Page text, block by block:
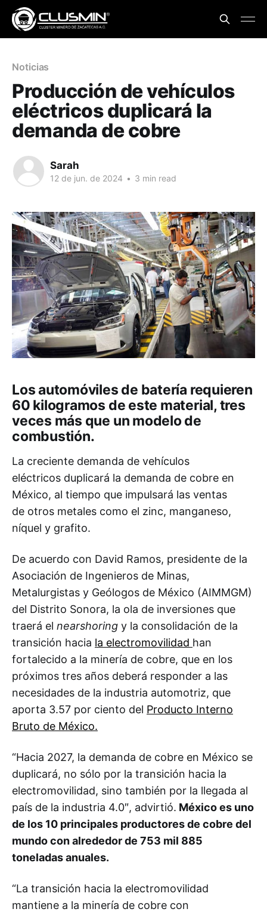
Noticias
Producción de vehículos
eléctricos duplicará la
demanda de cobre
Sarah
12 de jun. de 2024 • 3 min read
Los automóviles de batería requieren
60 kilogramos de este material, tres
veces más que un modelo de
combustión.
La creciente demanda de vehículos
eléctricos duplicará la demanda de cobre en
México, al tiempo que impulsará las ventas
de otros metales como el zinc, manganeso,
níquel y grafito.
De acuerdo con David Ramos, presidente de la
Asociación de Ingenieros de Minas,
Metalurgistas y Geólogos de México (AIMMGM)
del Distrito Sonora, la ola de inversiones que
traerá el nearshoring y la consolidación de la
transición hacia la electromovilidad han
fortalecido a la minería de cobre, que en los
próximos tres años deberá responder a las
necesidades de la industria automotriz, que
aporta 3.57 por ciento del Producto Interno
Bruto de México.
“Hacia 2027, la demanda de cobre en México se
duplicará, no sólo por la transición hacia la
electromovilidad, sino también por la llegada al
país de la industria 4.0″, advirtió. México es uno
de los 10 principales productores de cobre del
mundo con alrededor de 753 mil 885
toneladas anuales.
“La transición hacia la electromovilidad
mantiene a la minería de cobre con